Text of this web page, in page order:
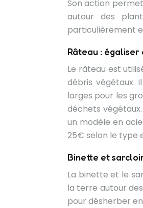
Son action
autour des
particulièrement
Râteau :
Le râteau est
débris végétaux.
larges pour les
déchets
un modèle en
25€ selon le type
Binette et
La binette et le
la terre autour
pour désherber